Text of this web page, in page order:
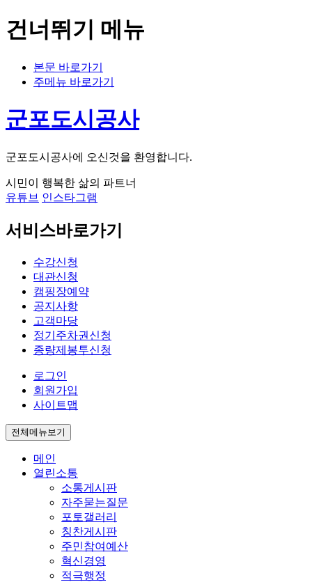
건너뛰기 메뉴
본문 바로가기
주메뉴 바로가기
군포도시공사
군포도시공사에 오신것을 환영합니다.
시민이 행복한 삶의 파트너
유튜브 인스타그램
서비스바로가기
수강신청
대관신청
캠핑장예약
공지사항
고객마당
정기주차권신청
종량제봉투신청
로그인
회원가입
사이트맵
전체메뉴보기
메인
열린소통
소통게시판
자주묻는질문
포토갤러리
칭찬게시판
주민참여예산
혁신경영
적극행정